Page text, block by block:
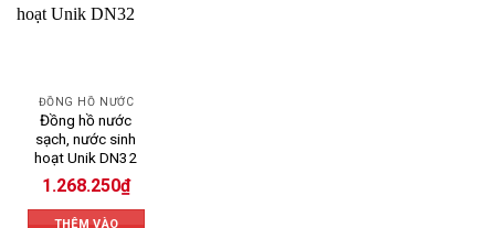
ĐỒNG HỒ NƯỚC
Đồng hồ nước
sạch, nước sinh
hoạt Unik DN32
1.268.250₫
THÊM VÀO